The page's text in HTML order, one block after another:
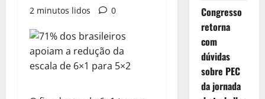
2 minutos lidos
0
Congresso
retorna
com
dúvidas
sobre PEC
da jornada